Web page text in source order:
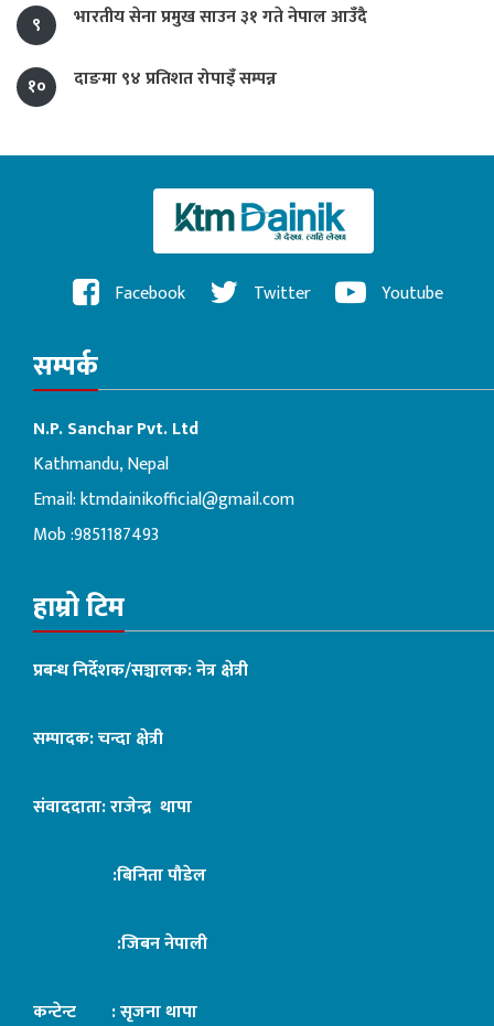
९
भारतीय सेना प्रमुख साउन ३१ गते नेपाल आउँदै
१० दाङमा ९४ प्रतिशत रोपाइँ सम्पन्न
Facebook Twitter Youtube
सम्पर्क
N.P. Sanchar Pvt. Ltd
Kathmandu, Nepal
Email:ktmdainikofficial@gmail.com
Mob :9851187493
हाम्रो टिम
प्रबन्ध निर्देशक/सञ्चालक: नेत्र क्षेत्री
सम्पादक: चन्दा क्षेत्री
संवाददाता: राजेन्द्र थापा
:बिनिता पौडेल
:जिबन नेपाली
कन्टेन्ट : सृजना थापा